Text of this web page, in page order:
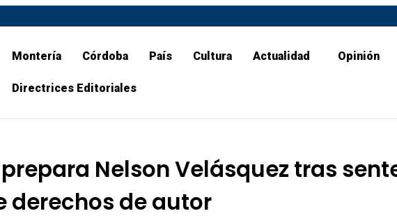
Montería Córdoba País Cultura Actualidad Opinión
Directrices Editoriales
Nelson Velásquez tras
derechos de autor